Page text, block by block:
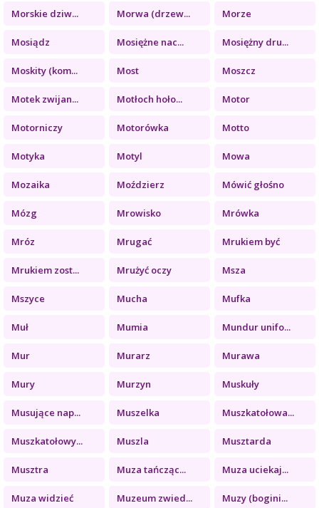
Morskie dziw... Morwa (drzew... Morze
Mosiądz Mosiężne nac... Mosiężny dru...
Moskity (kom... Most Moszcz
Motek zwijan... Motłoch hoło... Motor
Motorniczy Motorówka Motto
Motyka Motyl Mowa
Mozaika Moździerz Mówić głośno
Mózg Mrowisko Mrówka
Mróz Mrugać Mrukiem być
Mrukiem zost... Mrużyć oczy Msza
Mszyce Mucha Mufka
Muł Mumia Mundur unifo...
Mur Murarz Murawa
Mury Murzyn Muskuły
Musujące nap... Muszelka Muszkatołowa...
Muszkatołowy... Muszla Musztarda
Musztra Muza tańcząc... Muza uciekaj...
Muza widzieć Muzeum zwied... Muzy (bogini...